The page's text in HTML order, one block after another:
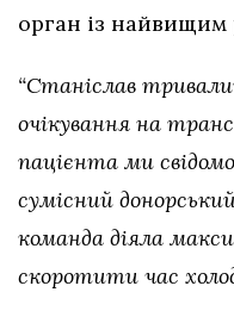
орган із найвищим
“Станіслав
очікування на
пацієнта ми
сумісний
команда діяла
скоротити час